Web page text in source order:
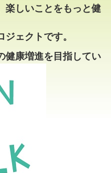
楽しいことをもっと健
ェクトです。
健康増進を目指してい